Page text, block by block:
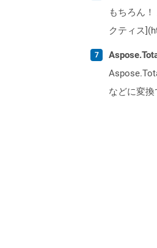
もちろん
クティス
などに変換